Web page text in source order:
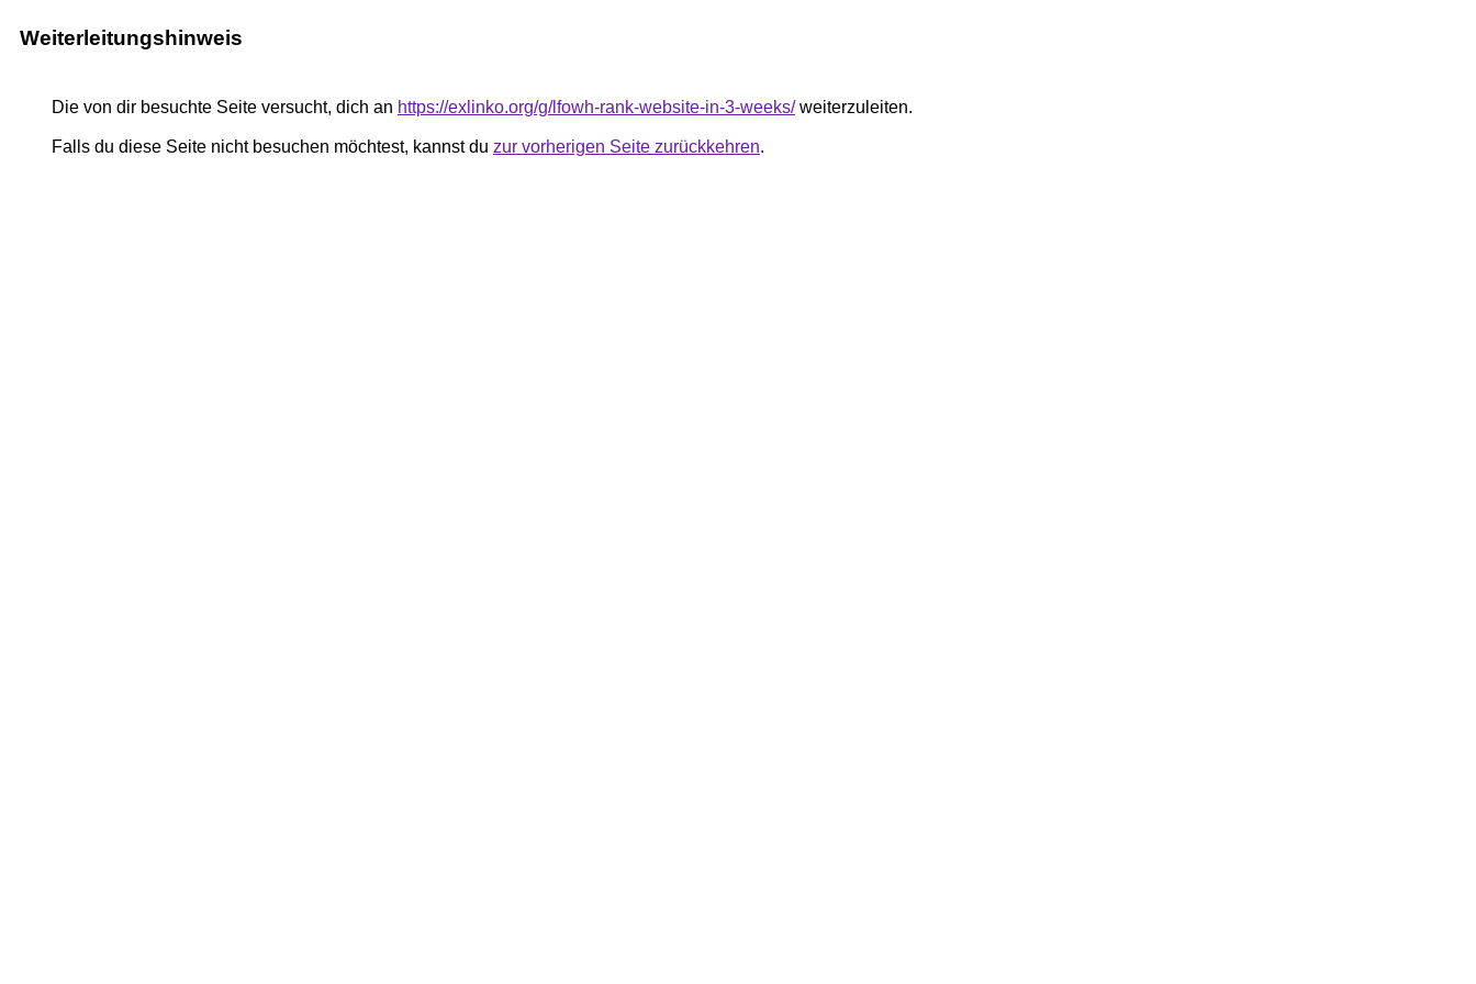
Weiterleitungshinweis
Die von dir besuchte Seite versucht, dich an https://exlinko.org/g/lfowh-rank-website-in-3-weeks/weiterzuleiten.
Falls du diese Seite nicht besuchen möchtest, kannst du zur vorherigen Seite zurückkehren.